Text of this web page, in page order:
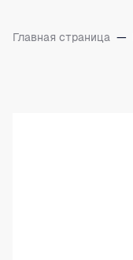
Главная страница —